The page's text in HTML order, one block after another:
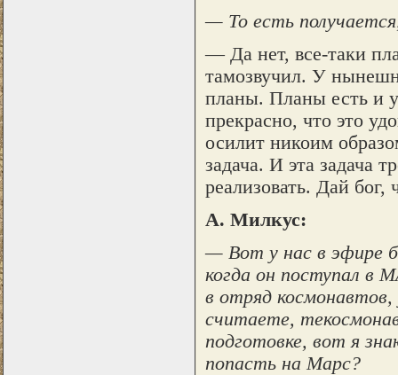
— То есть
— Да нет, все-таки
тамозвучил. У
планы. Планы есть и
прекрасно, что это
осилит никоим
задача. И эта задача
реализовать. Дай бог,
А. Милкус:
— Вот у нас в эфире
когда он поступал в
в отряд
считаете,
подготовке, вот я
попасть на Марс?